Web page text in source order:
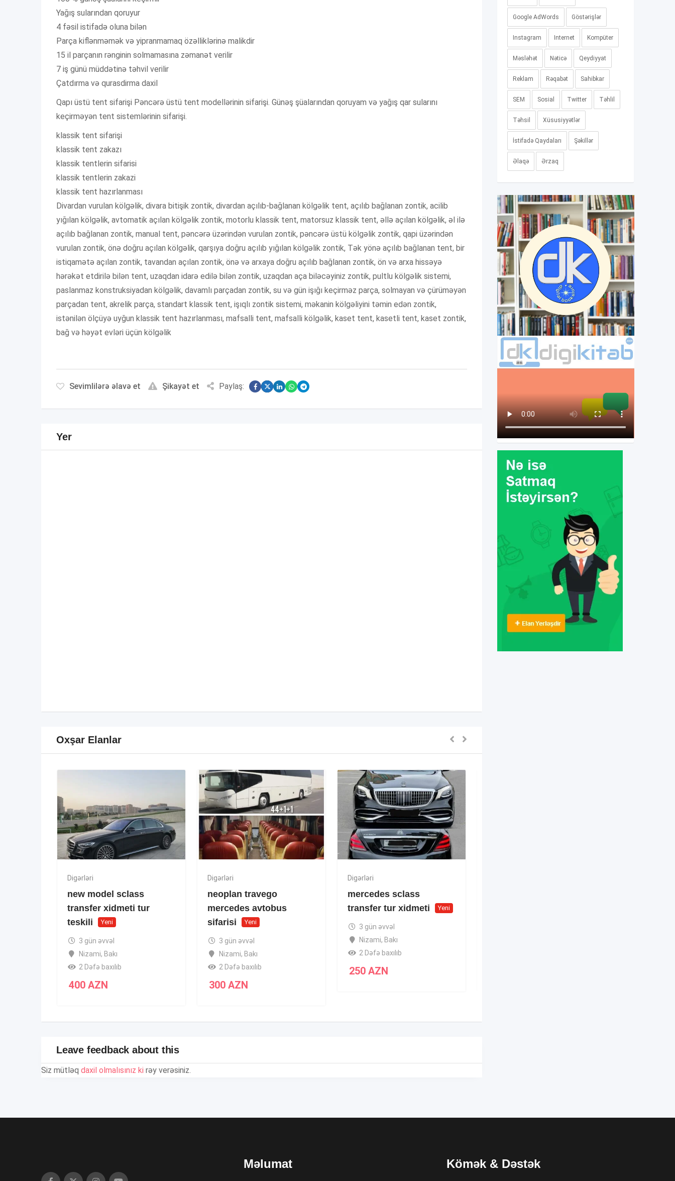
Yağış sularından qoruyur
4 fəsil istifadə oluna bilən
Parça kiflənməmək və yipranmamaq özəlliklərinə malikdir
15 il parçanın rənginin solmamasına zəmanət verilir
7 iş günü müddətinə təhvil verilir
Çatdırma və qurasdirma daxil
Qapı üstü tent sifarişi Pəncərə üstü tent modellərinin sifarişi. Günəş şüalarından qoruyam və yağış qar sularını
keçirməyən tent sistemlərinin sifarişi.
klassik tent sifarişi
klassik tent zakazı
klassik tentlerin sifarisi
klassik tentlerin zakazi
klassik tent hazırlanması
Divardan vurulan kölgəlik, divara bitişik zontik, divardan açılıb-bağlanan kölgəlik tent, açılıb bağlanan zontik, acilib
yığılan kölgəlik, avtomatik açılan kölgəlik zontik, motorlu klassik tent, matorsuz klassik tent, əllə açılan kölgəlik, əl ilə
açılıb bağlanan zontik, manual tent, pəncərə üzərindən vurulan zontik, pəncərə üstü kölgəlik zontik, qapi üzərindən
vurulan zontik, önə doğru açılan kölgəlik, qarşıya doğru açılıb yığılan kölgəlik zontik, Tək yönə açılıb bağlanan tent, bir
istiqamətə açılan zontik, tavandan açılan zontik, önə və arxaya doğru açılıb bağlanan zontik, ön və arxa hissəyə
hərəkət etdirilə bilən tent, uzaqdan idarə edilə bilən zontik, uzaqdan aça biləcəyiniz zontik, pultlu kölgəlik sistemi,
paslanmaz konstruksiyadan kölgəlik, davamlı parçadan zontik, su və gün işığı keçirməz parça, solmayan və çürüməyən
parçadan tent, akrelik parça, standart klassik tent, işıqlı zontik sistemi, məkanin kölgəliyini təmin edən zontik,
istənilən ölçüyə uyğun klassik tent hazırlanması, mafsalli tent, mafsalli kölgəlik, kaset tent, kasetli tent, kaset zontik,
bağ və həyət evləri üçün kölgəlik
Sevimlilərə əlavə et Şikayət et Paylaş:
Yer
Oxşar Elanlar
Digərləri
new model sclass
transfer xidmeti tur
teskili
Yeni
3 gün əvvəl
Nizami, Bakı
2 Dəfə baxılıb
400 AZN
Digərləri
neoplan travego
mercedes avtobus
sifarisi
Yeni
3 gün əvvəl
Nizami, Bakı
2 Dəfə baxılıb
300AZN
Digərləri
mercedes sclass
transfer tur xidmeti
Yeni
3 gün əvvəl
Nizami, Bakı
2 Dəfə baxılıb
250AZN
Leave feedback about this
Siz mütləq daxil olmalısınız ki rəy verəsiniz.
Google AdWords Göstərişlər
Instagram Internet Kompüter
Məsləhət Nəticə Qeydiyyat
Reklam Rəqabət Sahibkar
SEM Sosial Twitter Təhlil
Təhsil Xüsusiyyətlər
İstifadə Qaydaları Şəkillər
Əlaqə Ərzaq
Məlumat Kömək & Dəstək